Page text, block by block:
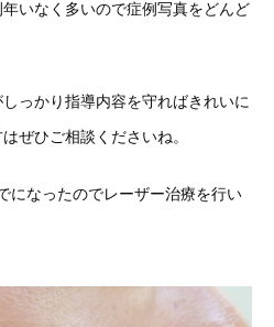
いなく多いので症例写真をどんど
っかり指導内容を守ればきれいに
ぜひご相談くださいね。
になったのでレーザー治療を行い